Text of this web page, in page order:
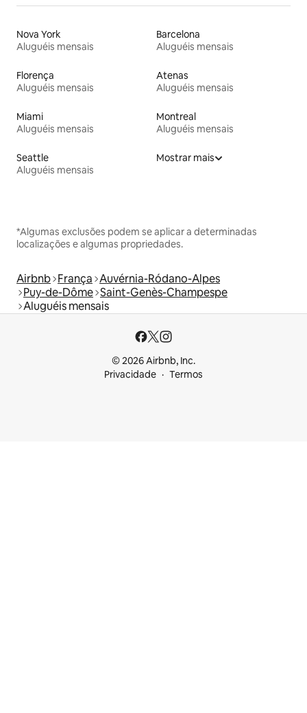
Nova York
Aluguéis mensais
Barcelona
Aluguéis mensais
Florença
Aluguéis mensais
Atenas
Aluguéis mensais
Miami
Aluguéis mensais
Montreal
Aluguéis mensais
Seattle
Aluguéis mensais
Mostrar mais
*Algumas exclusões podem se aplicar a determinadas
localizações e algumas propriedades.
Airbnb França Auvérnia-Ródano-Alpes
Puy-de-Dôme Saint-Genès-Champespe
Aluguéis mensais
© 2026 Airbnb, Inc.
Privacidade
Termos